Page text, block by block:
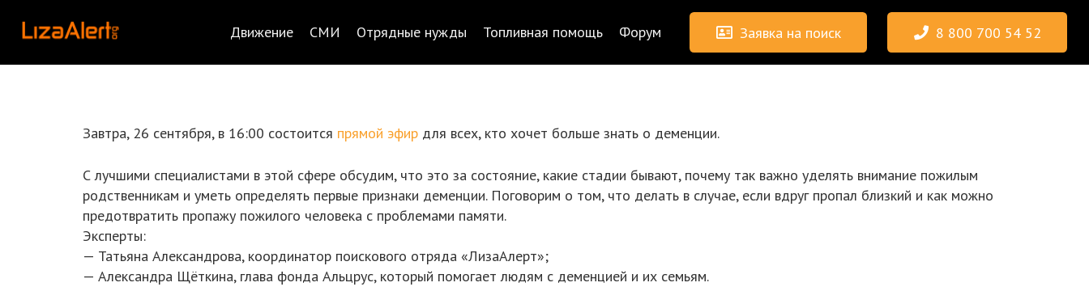
Движение СМИ Отрядные нужды Топливная помощь Форум Заявка на поиск 8 800 700 54 52
Завтра, 26 сентября, в 16:00 состоится прямой эфир для всех, кто хочет больше знать о деменции.
С лучшими специалистами в этой сфере обсудим, что это за состояние, какие стадии бывают, почему так важно уделять внимание пожилым
родственникам и уметь определять первые признаки деменции. Поговорим о том, что делать в случае, если вдруг пропал близкий и как можно
предотвратить пропажу пожилого человека с проблемами памяти.
Эксперты:
— Татьяна Александрова, координатор поискового отряда «ЛизаАлерт»;
— Александра Щёткина, глава фонда Альцрус, который помогает людям с деменцией и их семьям.